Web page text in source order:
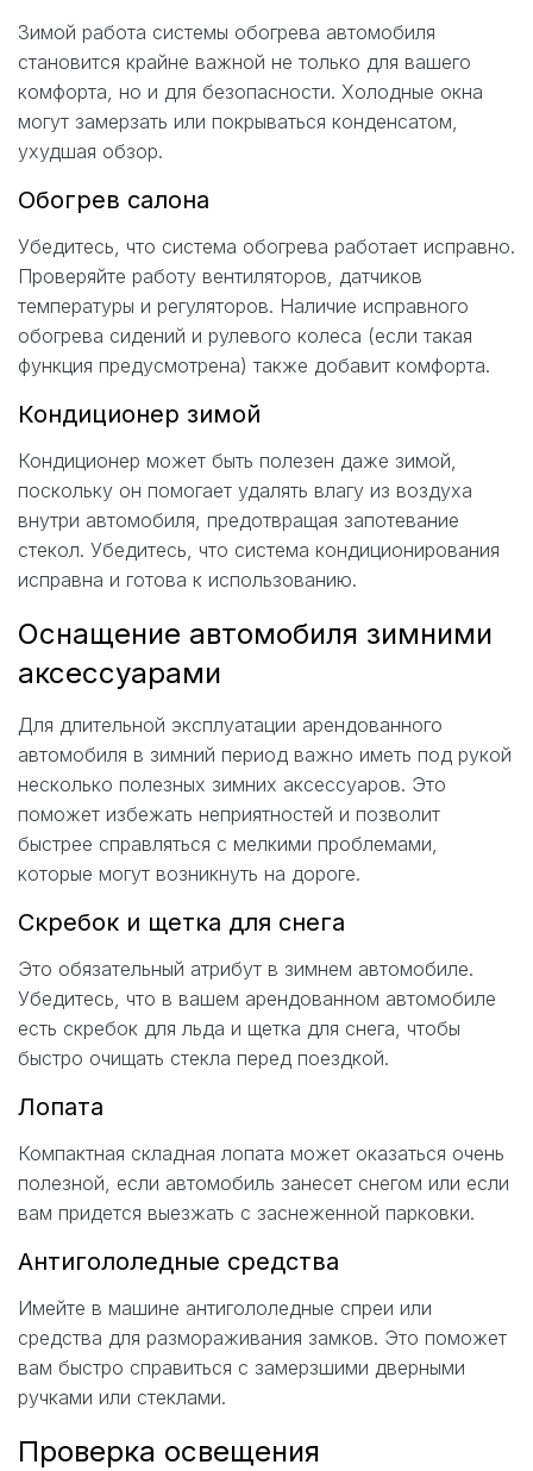
Зимой работа системы обогрева автомобиля
становится крайне важной не только для вашего
комфорта, но и для безопасности. Холодные окна
могут замерзать или покрываться конденсатом,
ухудшая обзор.
Обогрев салона
Убедитесь, что система обогрева работает исправно.
Проверяйте работу вентиляторов, датчиков
температуры и регуляторов. Наличие исправного
обогрева сидений и рулевого колеса (если такая
функция предусмотрена) также добавит комфорта.
Кондиционер зимой
Кондиционер может быть полезен даже зимой,
поскольку он помогает удалять влагу из воздуха
внутри автомобиля, предотвращая запотевание
стекол. Убедитесь, что система кондиционирования
исправна и готова к использованию.
Оснащение автомобиля зимними
аксессуарами
Для длительной эксплуатации арендованного
автомобиля в зимний период важно иметь под рукой
несколько полезных зимних аксессуаров. Это
поможет избежать неприятностей и позволит
быстрее справляться с мелкими проблемами,
которые могут возникнуть на дороге.
Скребок и щетка для снега
Это обязательный атрибут в зимнем автомобиле.
Убедитесь, что в вашем арендованном автомобиле
есть скребок для льда и щетка для снега, чтобы
быстро очищать стекла перед поездкой.
Лопата
Компактная складная лопата может оказаться очень
полезной, если автомобиль занесет снегом или если
вам придется выезжать с заснеженной парковки.
Антигололедные средства
Имейте в машине антигололедные спреи или
средства для размораживания замков. Это поможет
вам быстро справиться с замерзшими дверными
ручками или стеклами.
Проверка освещения